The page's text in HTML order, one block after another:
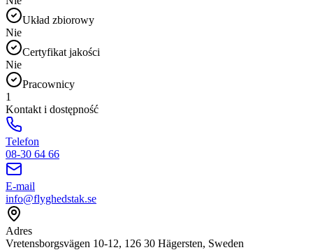
Układ zbiorowy
Nie
Certyfikat jakości
Nie
Pracownicy
1
Kontakt i dostępność
Telefon
08-30 64 66
E-mail
info@flyghedstak.se
Adres
Vretensborgsvägen 10-12, 126 30 Hägersten, Sweden